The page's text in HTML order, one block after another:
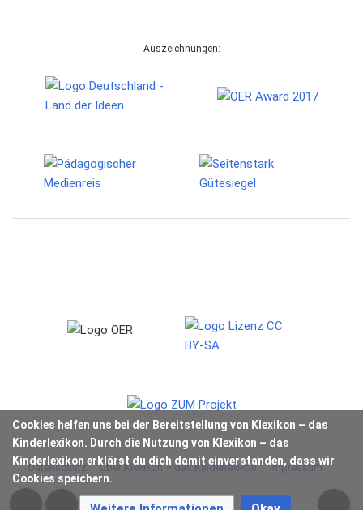
Cookies helfen uns bei der Bereitstellung von Klexikon – das
Kinderlexikon. Durch die Nutzung von Klexikon – das
Kinderlexikon erklärst du dich damit einverstanden, dass wir
Cookies speichern.
Auszeichnungen:
Datenschutz Über Klexikon – das Kinderlexikon Impressum